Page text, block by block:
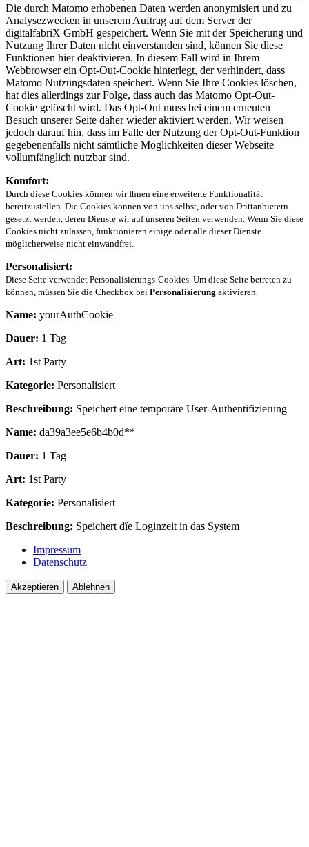
Die durch Matomo erhobenen Daten werden anonymisiert und zu
Analysezwecken in unserem Auftrag auf dem Server der
digitalfabriX GmbH gespeichert. Wenn Sie mit der Speicherung und
Nutzung Ihrer Daten nicht einverstanden sind, können Sie diese
Funktionen hier deaktivieren. In diesem Fall wird in Ihrem
Webbrowser ein Opt-Out-Cookie hinterlegt, der verhindert, dass
Matomo Nutzungsdaten speichert. Wenn Sie Ihre Cookies löschen,
hat dies allerdings zur Folge, dass auch das Matomo Opt-Out-
Cookie gelöscht wird. Das Opt-Out muss bei einem erneuten
Besuch unserer Seite daher wieder aktiviert werden. Wir weisen
jedoch darauf hin, dass im Falle der Nutzung der Opt-Out-Funktion
gegebenenfalls nicht sämtliche Möglichkeiten dieser Webseite
vollumfänglich nutzbar sind.
Komfort:
Durch diese Cookies können wir Ihnen eine erweiterte Funktionalität
bereitzustellen. Die Cookies können von uns selbst, oder von Drittanbietern
gesetzt werden, deren Dienste wir auf unseren Seiten verwenden. Wenn Sie diese
Cookies nicht zulassen, funktionieren einige oder alle dieser Dienste
möglicherweise nicht einwandfrei.
Personalisiert:
Diese Seite verwendet Personalisierungs-Cookies. Um diese Seite betreten zu
können, müssen Sie die Checkbox bei Personalisierung aktivieren.
Name: yourAuthCookie
Dauer: 1 Tag
Art: 1st Party
Kategorie: Personalisiert
Beschreibung: Speichert eine temporäre User-Authentifizierung
Name: da39a3ee5e6b4b0d**
Dauer: 1 Tag
Art: 1st Party
Kategorie: Personalisiert
Beschreibung: Speichert dîe Loginzeit in das System
Impressum
Datenschutz
Akzeptieren Ablehnen